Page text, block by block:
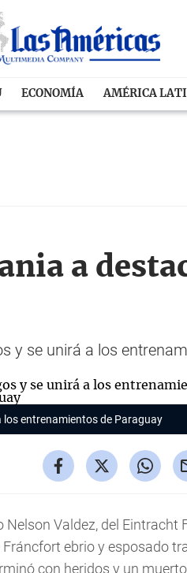
ECONOMÍA AMÉRICA
a
y se unirá a los
los entrenamientos de Paraguay
Nelson Valdez, del Eintracht
ebrio y esposado
con heridos y un